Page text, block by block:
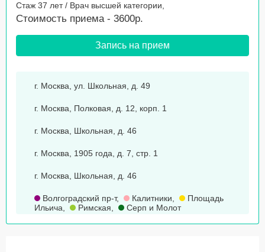
Стаж 37 лет / Врач высшей категории,
Стоимость приема - 3600р.
Запись на прием
г. Москва, ул. Школьная, д. 49
г. Москва, Полковая, д. 12, корп. 1
г. Москва, Школьная, д. 46
г. Москва, 1905 года, д. 7, стр. 1
г. Москва, Школьная, д. 46
Волгоградский пр-т, Калитники,
Площадь
Ильича, Римская, Серп и Молот